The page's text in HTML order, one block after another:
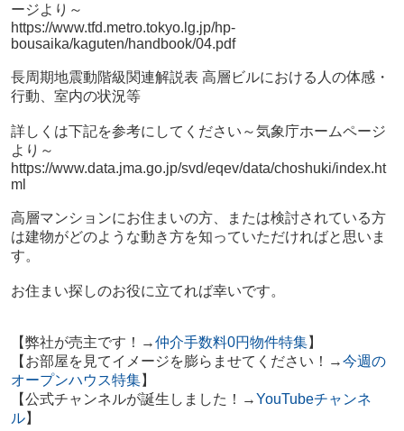
ージより～
https://www.tfd.metro.tokyo.lg.jp/hp-
bousaika/kaguten/handbook/04.pdf
長周期地震動階級関連解説表 高層ビルにおける人の体感・
行動、室内の状況等
詳しくは下記を参考にしてください～気象庁ホームページ
より～
https://www.data.jma.go.jp/svd/eqev/data/choshuki/index.ht
ml
高層マンションにお住まいの方、または検討されている方
は建物がどのような動き方を知っていただければと思いま
す。
お住まい探しのお役に立てれば幸いです。
【弊社が売主です！→仲介手数料0円物件特集】
【お部屋を見てイメージを膨らませてください！→今週の
オープンハウス特集】
【公式チャンネルが誕生しました！→YouTubeチャンネ
ル】